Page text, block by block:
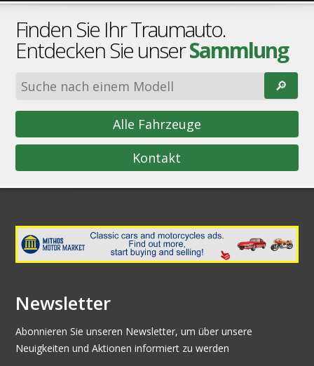
Finden Sie Ihr Traumauto.
Entdecken Sie unserSammlung
🔎︎
Alle Fahrzeuge
Kontakt
Newsletter
Abonnieren Sie unseren Newsletter, um über unsere
Neuigkeiten und Aktionen informiert zu werden